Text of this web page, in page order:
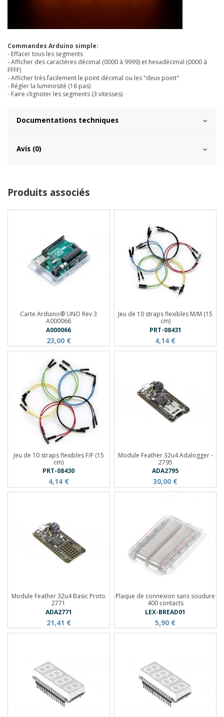
Commandes Arduino simple:
- Effacer tous les segments
- Afficher des caractères décimal (0000 à 9999) et hexadécimal (0000 à
FFFF)
- Afficher très facilement le point décimal ou les "deux point"
- Régler la luminosité (16 pas)
- Faire clignoter les segments (3 vitesses)
Documentations techniques
Avis (0)
Produits associés
Carte Arduino® UNO Rev 3
A000066
A000066
23,00 €
Jeu de 10 straps flexibles M/M (15
cm)
PRT-08431
4,14 €
Jeu de 10 straps flexibles F/F (15
cm)
PRT-08430
4,14 €
Module Feather 32u4 Adalogger -
2795
ADA2795
30,00 €
Module Feather 32u4 Basic Proto
2771
ADA2771
21,41 €
Plaque de connexion sans soudure
400 contacts
LEX-BREAD01
5,90 €